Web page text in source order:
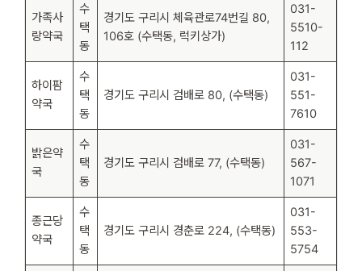
가족사
랑약국
수
택
동
경기도 구리시 체육관로74번길 80,
106호 (수택동, 럭키상가)
031-
5510-
112
하이팜
약국
수
택
동
경기도 구리시 검배로 80, (수택동)
031-
551-
7610
밝은약
국
수
택
동
경기도 구리시 검배로 77, (수택동)
031-
567-
1071
종근당
약국
수
택
동
경기도 구리시 경춘로 224, (수택동)
031-
553-
5754